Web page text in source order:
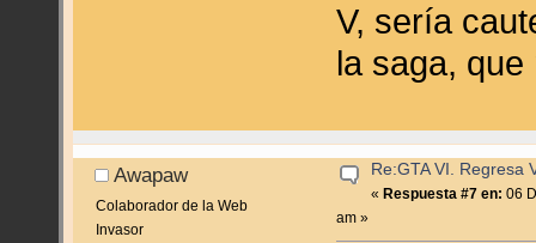
V, sería
la saga,
Awapaw
Colaborador de la Web
Invasor
Re:GTA VI. Regresa
« Respuesta #7 en: 06
am »